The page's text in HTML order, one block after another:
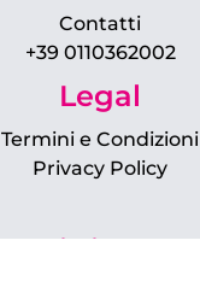
Contatti
+39 0110362002
Legal
Termini e Condizioni
Privacy Policy
Chi siamo?